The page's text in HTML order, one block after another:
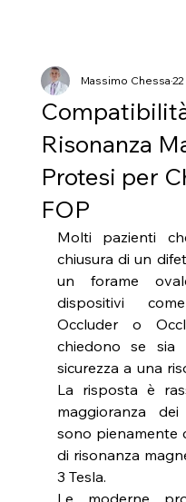
Risonanza
Protesi per
FOP
Massimo Chessa
Molti pazienti
chiusura di un
un forame
dispositivi
Occluder o
chiedono se sia
sicurezza a una
La risposta è
maggioranza
sono pienamente
di risonanza
3 Tesla.
Le moderne